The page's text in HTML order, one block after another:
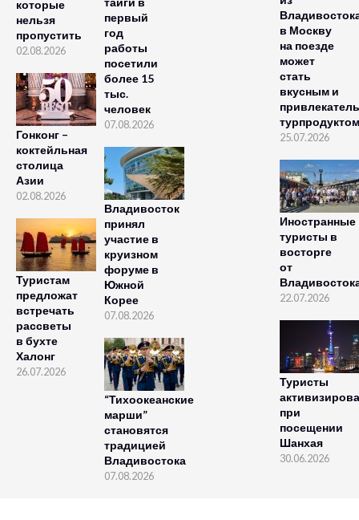
которые
нельзя
пропустить
02.08.2026
Гонконг –
коктейльная
столица
Азии
02.08.2026
Туристам
предложат
встречать
рассветы
в бухте
Халонг
26.07.2026
первый
год
работы
посетили
более 15
тыс.
человек
07.08.2026
Владивосток
принял
участие в
круизном
форуме в
Южной
Корее
07.08.2026
“Тихоокеанские
марши”
становятся
традицией
Владивостока
07.08.2026
в Москву
на поезде
может
стать
вкусным и
турпродуктом
25.07.2026
Иностранные
туристы в
восторге
от
22.07.2026
Туристы
при
посещении
Шанхая
30.06.2026